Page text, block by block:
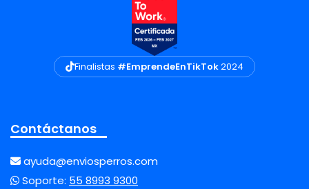
Finalistas #EmprendeEnTikTok2024
Contáctanos
ayuda@enviosperros.com
Soporte: 55 8993 9300